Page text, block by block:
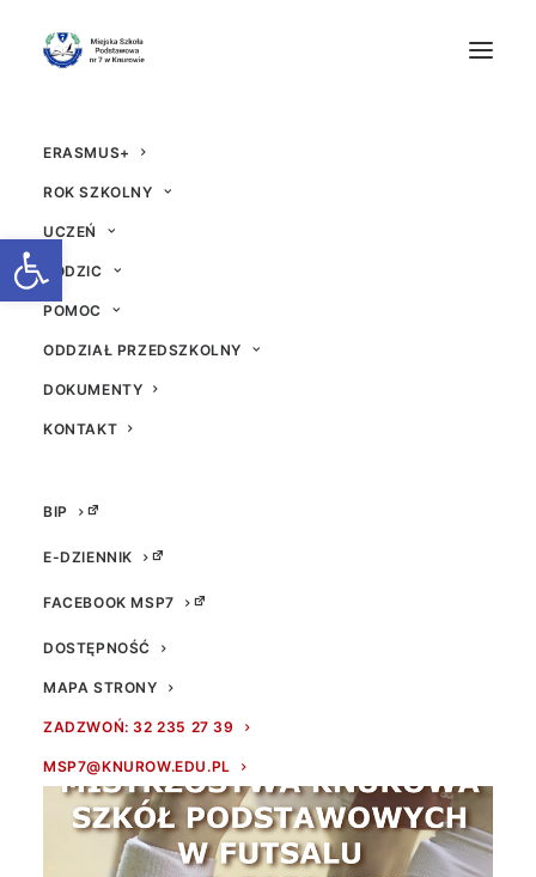
Otwórz pasek narzędzi
ERASMUS+
ROK SZKOLNY
UCZEŃ
RODZIC
POMOC
ODDZIAŁ PRZEDSZKOLNY
DOKUMENTY
KONTAKT
BIP
E-DZIENNIK
FACEBOOK MSP7
DOSTĘPNOŚĆ
MAPA STRONY
ZADZWOŃ: 32 235 27 39
MSP7@KNUROW.EDU.PL
Mistrzostwa Knurowa
15 LISTOPADA 2019